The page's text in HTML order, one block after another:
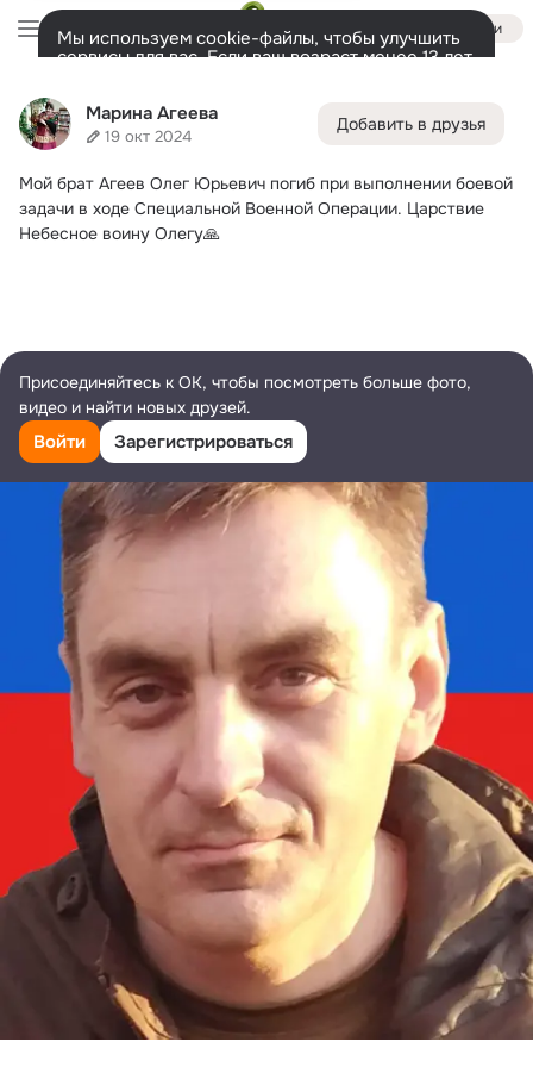
Марина Агеева
19 окт 2024
Добавить в друзья
Мой брат Агеев Олег Юрьевич погиб при выполнении боевой
задачи в ходе Специальной Военной Операции. Царствие
Небесное воину Олегу🙏
Войти
Мы используем cookie-файлы, чтобы улучшить
сервисы для вас. Если ваш возраст менее 13 лет,
представитель.
Разрешить все
Лента Друзья 309 Заметки 260 Ещё
Дополнительная
колонка
Все С друзьями Игры и приложения
Присоединяйтесь к ОК, чтобы посмотреть больше фото,
видео и найти новых друзей.
Войти Зарегистрироваться